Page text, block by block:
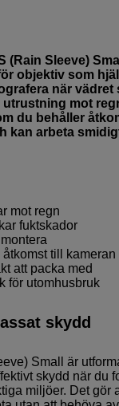
(Rain Sleeve)
objektiv som
när vädret
mot
du behåller
kan arbeta
mot regn
fuktskador
till kameran
att packa med
för utomhusbruk
skydd
Small är
skydd när du
miljöer. Det gör